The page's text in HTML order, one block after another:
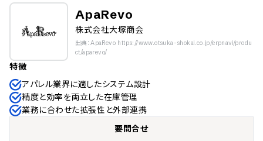
ApaRevo
株式会社大塚商会
出典：ApaRevo https://www.otsuka-shokai.co.jp/erpnavi/produ
ct/aparevo/
特徴
アパレル業界に適したシステム設計
精度と効率を両立した在庫管理
業務に合わせた拡張性と外部連携
要問合せ